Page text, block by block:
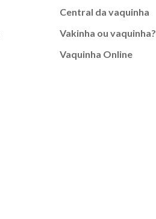
Central da vaquinha
Vakinha ou vaquinha?
Vaquinha Online